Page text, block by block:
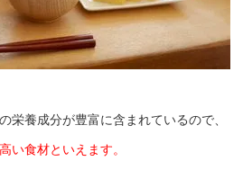
栄養成分が豊富に含まれているので、
い食材といえます。